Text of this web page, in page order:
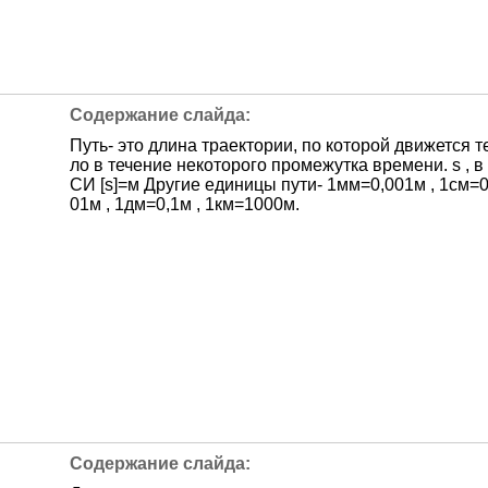
Путь- это длина траектории, по которой движется
ло в течение некоторого промежутка времени. s , в
СИ [s]=м Другие единицы пути- 1мм=0,001м ,
01м , 1дм=0,1м , 1км=1000м.